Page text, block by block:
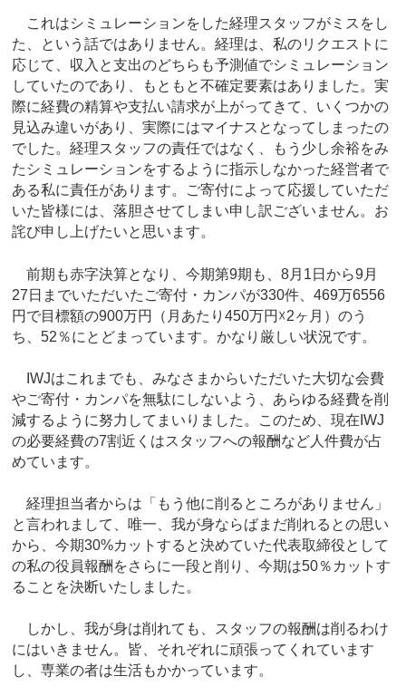
これはシミュレーションをした経理スタッフがミスをし
た、という話ではありません。経理は、私のリクエストに
応じて、収入と支出のどちらも予測値でシミュレーション
していたのであり、もともと不確定要素はありました。実
際に経費の精算や支払い請求が上がってきて、いくつかの
見込み違いがあり、実際にはマイナスとなってしまったの
でした。経理スタッフの責任ではなく、もう少し余裕をみ
たシミュレーションをするように指示しなかった経営者で
ある私に責任があります。ご寄付によって応援していただ
いた皆様には、落胆させてしまい申し訳ございません。お
詫び申し上げたいと思います。
前期も赤字決算となり、今期第9期も、8月1日から9月
27日までいただいたご寄付・カンパが330件、469万6556
円で目標額の900万円（月あたり450万円☓2ヶ月）のう
ち、52％にとどまっています。かなり厳しい状況です。
IWJはこれまでも、みなさまからいただいた大切な会費
やご寄付・カンパを無駄にしないよう、あらゆる経費を削
減するように努力してまいりました。このため、現在IWJ
の必要経費の7割近くはスタッフへの報酬など人件費が占
めています。
経理担当者からは「もう他に削るところがありません」
と言われまして、唯一、我が身ならばまだ削れるとの思い
から、今期30%カットすると決めていた代表取締役として
の私の役員報酬をさらに一段と削り、今期は50％カットす
ることを決断いたしました。
しかし、我が身は削れても、スタッフの報酬は削るわけ
にはいきません。皆、それぞれに頑張ってくれています
し、専業の者は生活もかかっています。